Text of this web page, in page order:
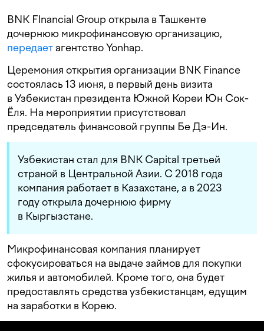
BNK FInancial Group открыла в Ташкенте
дочернюю микрофинансовую организацию,
передаетагентство Yonhap.
Церемония открытия организации BNK Finance
состоялась 13 июня, в первый день визита
в Узбекистан президента Южной Кореи Юн Сок-
Ёля. На мероприятии присутствовал
председатель финансовой группы Бе Дэ-Ин.
Узбекистан стал для BNK Capital третьей
страной в Центральной Азии. С 2018 года
компания работает в Казахстане, а в 2023
году открыла дочернюю фирму
в Кыргызстане.
Микрофинансовая компания планирует
сфокусироваться на выдаче займов для покупки
жилья и автомобилей. Кроме того, она будет
предоставлять средства узбекистанцам, едущим
на заработки в Корею.